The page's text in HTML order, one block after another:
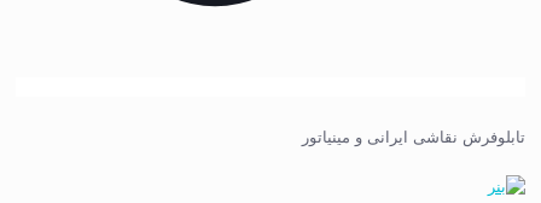
تابلوفرش نقاشی ایرانی و مینیاتور